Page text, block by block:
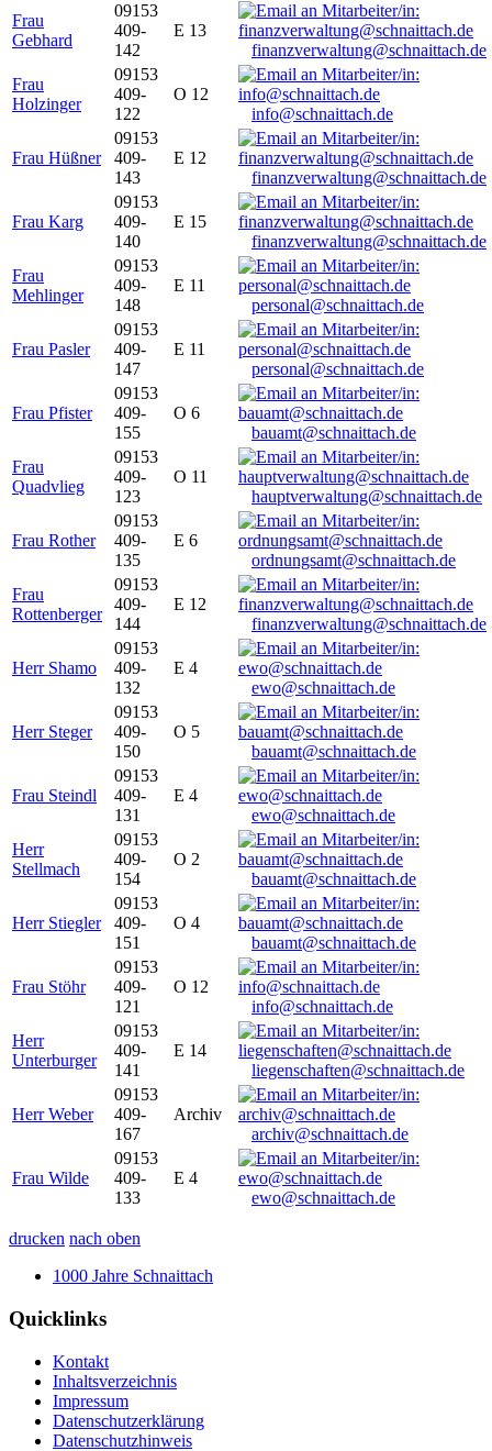
Frau
Gebhard
09153
409-
142
E 13
finanzverwaltung@schnaittach.de
Frau
Holzinger
09153
409-
122
O 12
info@schnaittach.de
Frau Hüßner
09153
409-
143
E 12
finanzverwaltung@schnaittach.de
Frau Karg
09153
409-
140
E 15
finanzverwaltung@schnaittach.de
Frau
Mehlinger
09153
409-
148
E 11
personal@schnaittach.de
Frau Pasler
09153
409-
147
E 11
personal@schnaittach.de
Frau Pfister
09153
409-
155
O 6
bauamt@schnaittach.de
Frau
Quadvlieg
09153
409-
123
O 11
hauptverwaltung@schnaittach.de
Frau Rother
09153
409-
135
E 6
ordnungsamt@schnaittach.de
Frau
Rottenberger
09153
409-
144
E 12
finanzverwaltung@schnaittach.de
Herr Shamo
09153
409-
132
E 4
ewo@schnaittach.de
Herr Steger
09153
409-
150
O 5
bauamt@schnaittach.de
Frau Steindl
09153
409-
131
E 4
ewo@schnaittach.de
Herr
Stellmach
09153
409-
154
O 2
bauamt@schnaittach.de
Herr Stiegler
09153
409-
151
O 4
bauamt@schnaittach.de
Frau Stöhr
09153
409-
121
O 12
info@schnaittach.de
Herr
Unterburger
09153
409-
141
E 14
liegenschaften@schnaittach.de
Herr Weber
09153
409-
167
Archiv
archiv@schnaittach.de
Frau Wilde
09153
409-
133
E 4
ewo@schnaittach.de
drucken nach oben
1000 Jahre Schnaittach
Quicklinks
Kontakt
Inhaltsverzeichnis
Impressum
Datenschutzerklärung
Datenschutzhinweis